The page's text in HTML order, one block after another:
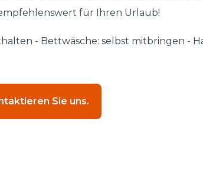
für Ihren Urlaub!
- Bettwäsche: selbst mitbringen -
Sie uns.